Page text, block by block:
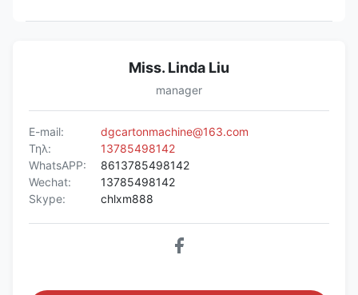
Miss. Linda Liu
manager
E-mail:
dgcartonmachine@163.com
Τηλ:
13785498142
WhatsAPP:
8613785498142
Wechat:
13785498142
Skype:
chlxm888